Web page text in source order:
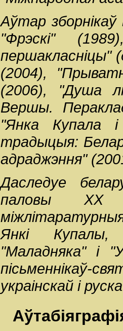
Аўтар
"Фрэскі"
першакласніцы"
(2004),
(2006), "Душа
Вершы.
"Янка Купала
традыцыя:
адраджэння"
Даследуе
паловы XX
Янкі Купалы,
"Маладняка" і
пісьменнікаў-
украінскай і